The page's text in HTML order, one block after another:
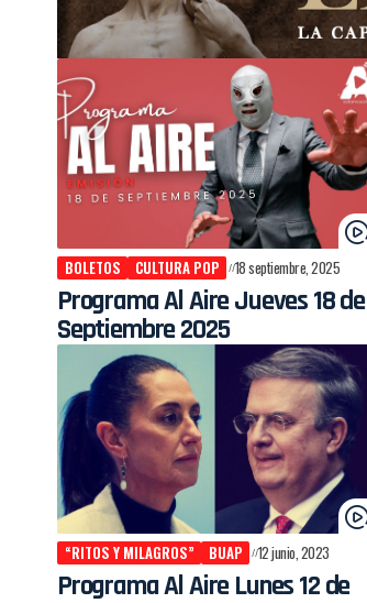
BOLETOS CULTURA POP 18 septiembre, 2025
Programa Al Aire Jueves 18 de
Septiembre 2025
“RITOS Y MILAGROS” BUAP 12 junio, 2023
Programa Al Aire Lunes 12 de